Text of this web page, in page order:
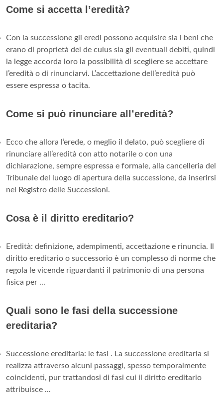
Come si accetta l’eredità?
Con la successione gli eredi possono acquisire sia i beni che
erano di proprietà del de cuius sia gli eventuali debiti, quindi
la legge accorda loro la possibilità di scegliere se accettare
l’eredità o di rinunciarvi. L’accettazione dell’eredità può
essere espressa o tacita.
Come si può rinunciare all’eredità?
Ecco che allora l’erede, o meglio il delato, può scegliere di
rinunciare all’eredità con atto notarile o con una
dichiarazione, sempre espressa e formale, alla cancelleria del
Tribunale del luogo di apertura della successione, da inserirsi
nel Registro delle Successioni.
Cosa è il diritto ereditario?
Eredità: definizione, adempimenti, accettazione e rinuncia. Il
diritto ereditario o successorio è un complesso di norme che
regola le vicende riguardanti il patrimonio di una persona
fisica per ...
Quali sono le fasi della successione
ereditaria?
Successione ereditaria: le fasi . La successione ereditaria si
realizza attraverso alcuni passaggi, spesso temporalmente
coincidenti, pur trattandosi di fasi cui il diritto ereditario
attribuisce ...